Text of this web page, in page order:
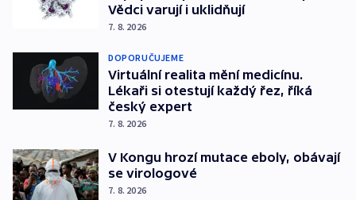
Vědci varují i uklidňují
7. 8. 2026
DOPORUČUJEME
Virtuální realita mění medicínu.
Lékaři si otestují každý řez, říká
český expert
7. 8. 2026
V Kongu hrozí mutace eboly, obávají
se virologové
7. 8. 2026